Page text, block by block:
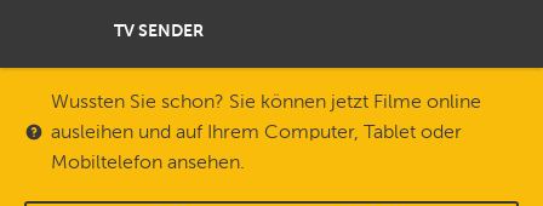
TV SENDER
Wussten Sie schon? Sie können jetzt Filme online
ausleihen und auf Ihrem Computer, Tablet oder
Mobiltelefon ansehen.